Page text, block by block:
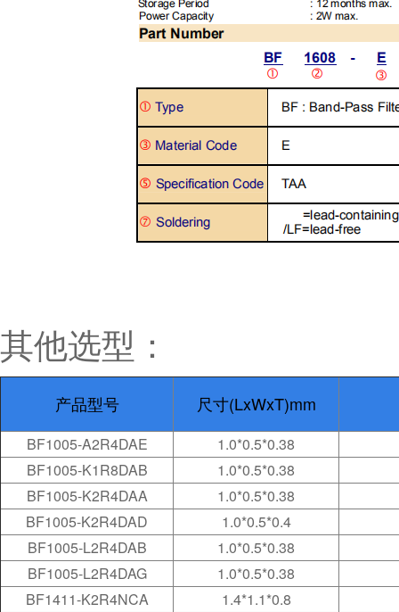
其他选型：
产品型号 尺寸(LxWxT)mm
BF1005-A2R4DAE
1.0*0.5*0.38
BF1005-K1R8DAB
1.0*0.5*0.38
BF1005-K2R4DAA
1.0*0.5*0.38
BF1005-K2R4DAD
1.0*0.5*0.4
BF1005-L2R4DAB
1.0*0.5*0.38
BF1005-L2R4DAG
1.0*0.5*0.38
BF1411-K2R4NCA
1.4*1.1*0.8